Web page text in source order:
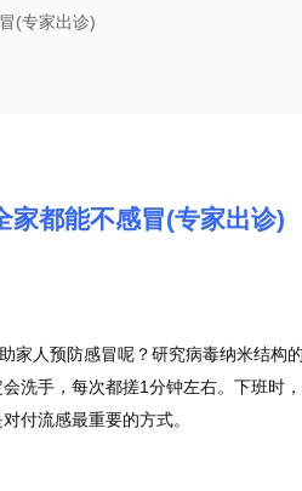
(专家出诊)
家都能不感冒(专家出诊)
家人预防感冒呢？研究病毒纳米结构
洗手，每次都搓1分钟左右。下班时
付流感最重要的方式。